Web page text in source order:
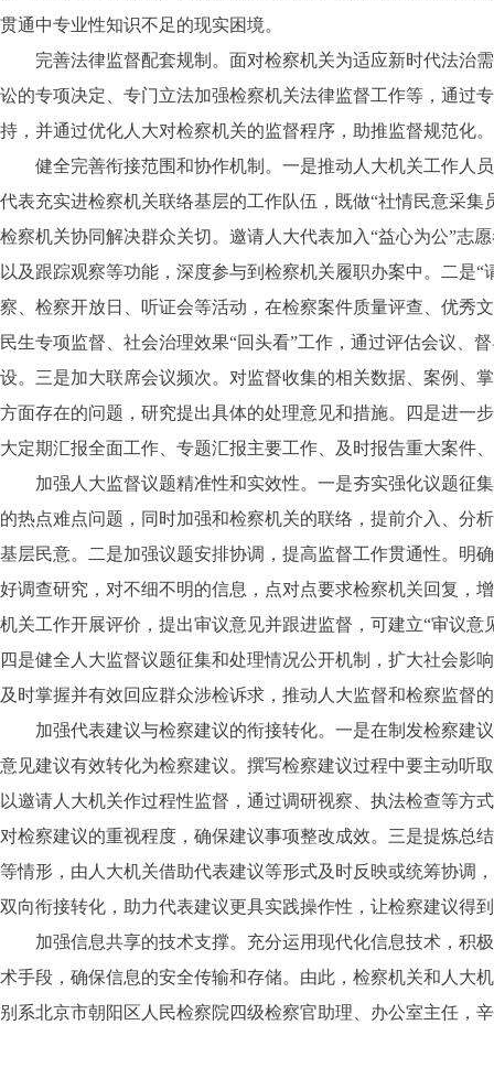
贯通中专业性知识不足的现实困境。
完善法律监督配套规制。面对检察机关为适应新时代法治需
讼的专项决定、专门立法加强检察机关法律监督工作等，通过
持，并通过优化人大对检察机关的监督程序，助推监督规范化。
健全完善衔接范围和协作机制。一是推动人大机关工作人员
代表充实进检察机关联络基层的工作队伍，既做“社情民意采
检察机关协同解决群众关切。邀请人大代表加入“益心为公”志
以及跟踪观察等功能，深度参与到检察机关履职办案中。二是
察、检察开放日、听证会等活动，在检察案件质量评查、优秀
民生专项监督、社会治理效果“回头看”工作，通过评估会议、
设。三是加大联席会议频次。对监督收集的相关数据、案例、
方面存在的问题，研究提出具体的处理意见和措施。四是进一
大定期汇报全面工作、专题汇报主要工作、及时报告重大案件
加强人大监督议题精准性和实效性。一是夯实强化议题征集
的热点难点问题，同时加强和检察机关的联络，提前介入、分
基层民意。二是加强议题安排协调，提高监督工作贯通性。明
好调查研究，对不细不明的信息，点对点要求检察机关回复，
机关工作开展评价，提出审议意见并跟进监督，可建立“审议
四是健全人大监督议题征集和处理情况公开机制，扩大社会影
及时掌握并有效回应群众涉检诉求，推动人大监督和检察监督
加强代表建议与检察建议的衔接转化。一是在制发检察建议
意见建议有效转化为检察建议。撰写检察建议过程中要主动听
以邀请人大机关作过程性监督，通过调研视察、执法检查等方
对检察建议的重视程度，确保建议事项整改成效。三是提炼总
等情形，由人大机关借助代表建议等形式及时反映或统筹协调
双向衔接转化，助力代表建议更具实践操作性，让检察建议得
加强信息共享的技术支撑。充分运用现代化信息技术，积极
术手段，确保信息的安全传输和存储。由此，检察机关和人大
别系北京市朝阳区人民检察院四级检察官助理、办公室主任，